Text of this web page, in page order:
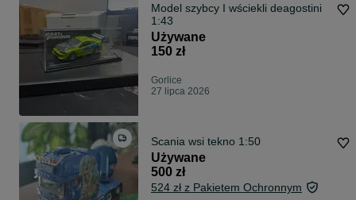
Model szybcy I wściekli deagostini
1:43
Używane
150 zł
Gorlice
27 lipca 2026
Scania wsi tekno 1:50
Używane
500 zł
524 zł z Pakietem Ochronnym